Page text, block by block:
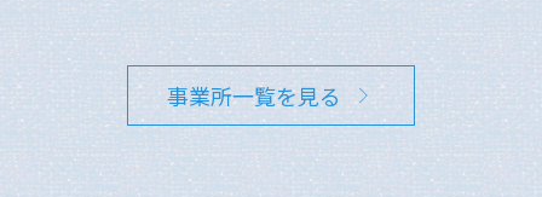
事業所一覧を見る